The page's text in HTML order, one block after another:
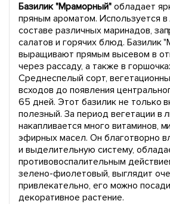
Базилик "Мраморный"обладает
пряным ароматом. Используется
составе различных маринадов,
салатов и горячих блюд. Базилик
выращивают прямым высевом в
через рассаду, а также в
Среднеспелый сорт,
всходов до появления
65 дней. Этот базилик не только
полезный. За период вегетации в
накапливается много витаминов,
эфирных масел. Он благотворно
и выделительную систему,
противовоспалительным
зелено-фиолетовый, выглядит
привлекательно, его можно
декоративное растение.